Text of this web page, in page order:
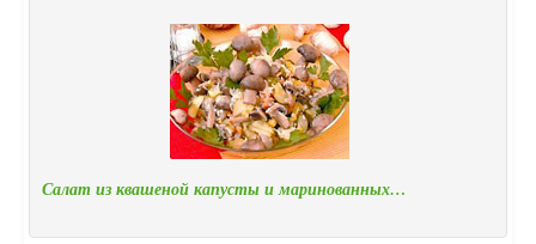
Салат из квашеной капусты и маринованных…